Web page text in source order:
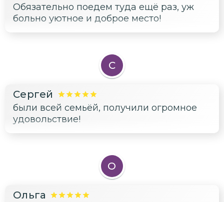
Обязательно поедем туда ещё раз, уж
больно уютное и доброе место!
С
Сергей
были всей семьёй, получили огромное
удовольствие!
О
Ольга